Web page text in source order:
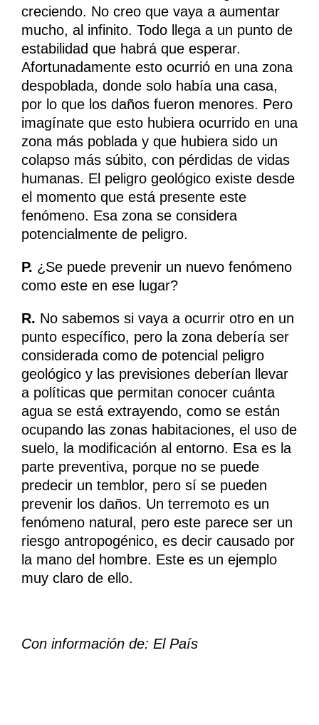
creciendo. No creo que vaya a aumentar
mucho, al infinito. Todo llega a un punto de
estabilidad que habrá que esperar.
Afortunadamente esto ocurrió en una zona
despoblada, donde solo había una casa,
por lo que los daños fueron menores. Pero
imagínate que esto hubiera ocurrido en una
zona más poblada y que hubiera sido un
colapso más súbito, con pérdidas de vidas
humanas. El peligro geológico existe desde
el momento que está presente este
fenómeno. Esa zona se considera
potencialmente de peligro.
P. ¿Se puede prevenir un nuevo fenómeno
como este en ese lugar?
R. No sabemos si vaya a ocurrir otro en un
punto específico, pero la zona debería ser
considerada como de potencial peligro
geológico y las previsiones deberían llevar
a políticas que permitan conocer cuánta
agua se está extrayendo, como se están
ocupando las zonas habitaciones, el uso de
suelo, la modificación al entorno. Esa es la
parte preventiva, porque no se puede
predecir un temblor, pero sí se pueden
prevenir los daños. Un terremoto es un
fenómeno natural, pero este parece ser un
riesgo antropogénico, es decir causado por
la mano del hombre. Este es un ejemplo
muy claro de ello.
Con información de: El País